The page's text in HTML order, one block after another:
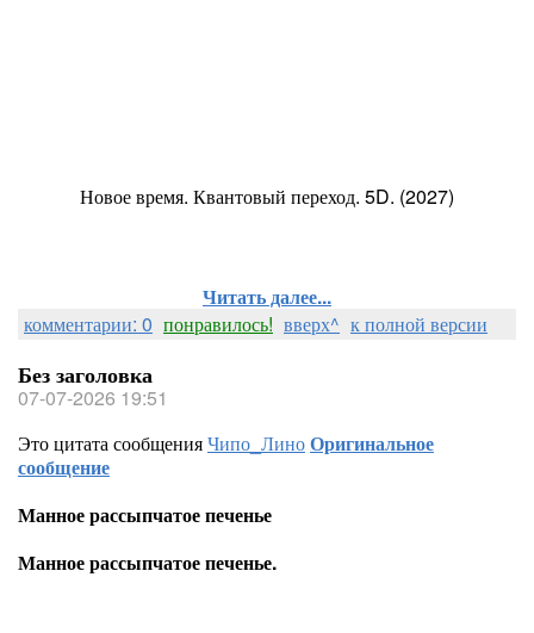
Новое время. Квантовый переход. 5D. (2027)
Читать далее...
комментарии: 0 понравилось! вверх^ к полной версии
Без заголовка
07-07-2026 19:51
Это цитата сообщенияЧипо_ЛиноОригинальное
сообщение
Манное рассыпчатое печенье
Манное рассыпчатое печенье.